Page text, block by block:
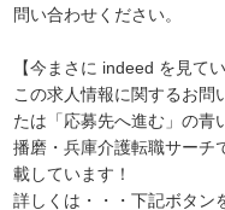
問い合わせください。
【今まさに indeed を見て
この求人情報に関するお問
たは「応募先へ進む」の青
播磨・兵庫介護転職サーチ
載しています！
詳しくは・・・下記ボタン